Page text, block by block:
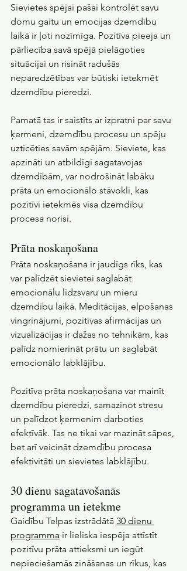
Sievietes spējai pašai kontrolēt savu
domu gaitu un emocijas dzemdību
laikā ir ļoti nozīmīga. Pozitīva pieeja un
pārliecība savā spējā pielāgoties
situācijai un risināt radušās
neparedzētības var būtiski ietekmēt
dzemdību pieredzi.
Pamatā tas ir saistīts ar izpratni par savu
ķermeni, dzemdību procesu un spēju
uzticēties savām spējām. Sieviete, kas
apzināti un atbildīgi sagatavojas
dzemdībām, var nodrošināt labāku
prāta un emocionālo stāvokli, kas
pozitīvi ietekmēs visa dzemdību
procesa norisi.
Prāta noskaņošana
Prāta noskaņošana ir jaudīgs rīks, kas
var palīdzēt sievietei saglabāt
emocionālu līdzsvaru un mieru
dzemdību laikā. Meditācijas, elpošanas
vingrinājumi, pozitīvas afirmācijas un
vizualizācijas ir dažas no tehnikām, kas
palīdz nomierināt prātu un saglabāt
emocionālo labklājību.
Pozitīva prāta noskaņošana var mainīt
dzemdību pieredzi, samazinot stresu
un palīdzot ķermenim darboties
efektīvāk. Tas ne tikai var mazināt sāpes,
bet arī veicināt dzemdību procesa
efektivitāti un sievietes labklājību.
30 dienu sagatavošanās
programma un ietekme
Gaidību Telpas izstrādātā 30 dienu
programma ir lieliska iespēja attīstīt
pozitīvu prāta attieksmi un iegūt
nepieciešamās zināšanas un rīkus, kas